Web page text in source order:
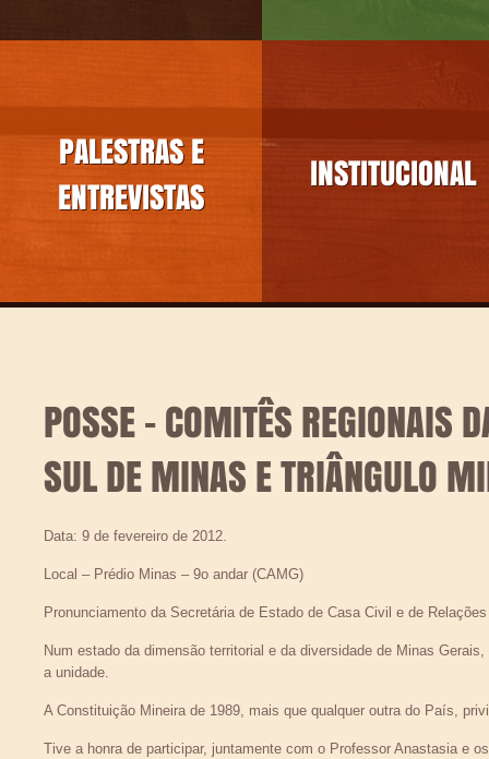
PALESTRAS E
ENTREVISTAS
INSTITUCIONAL
POSSE – COMITÊS REGIONAIS
SUL DE MINAS E TRIÂNGULO
Data: 9 de fevereiro de 2012.
Local – Prédio Minas – 9o andar (CAMG)
Pronunciamento da Secretária de Estado de Casa Civil e de
Num estado da dimensão territorial e da diversidade de Minas
a unidade.
A Constituição Mineira de 1989, mais que qualquer outra do País,
Tive a honra de participar, juntamente com o Professor Anastasia e